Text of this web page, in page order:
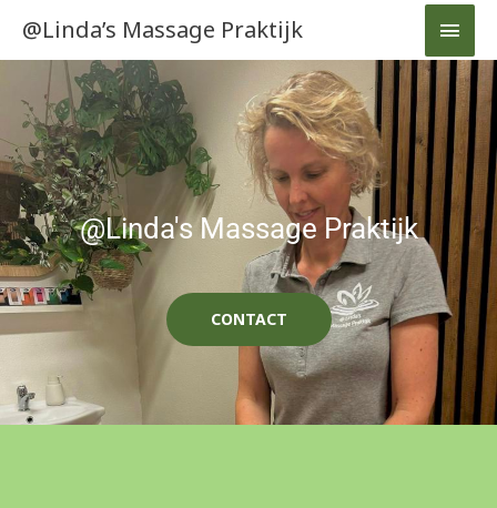
naar
inhoud
@Linda’s Massage Praktijk
@Linda's Massage Praktijk
CONTACT